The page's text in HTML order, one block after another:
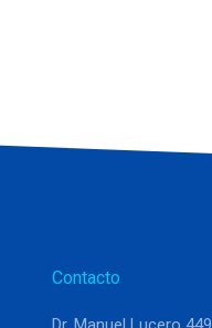
Contacto